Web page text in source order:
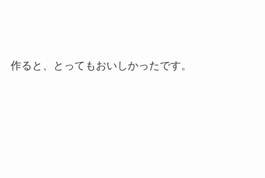
作ると、とってもおいしかったです。